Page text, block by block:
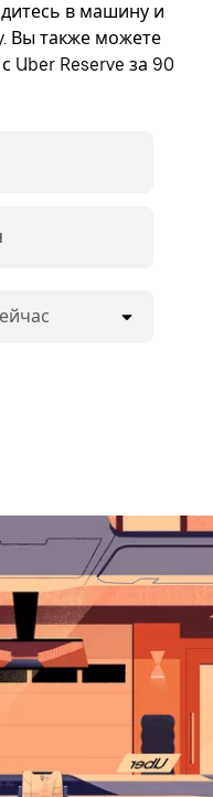
в машину и
Вы также можете
Uber Reserve за 90